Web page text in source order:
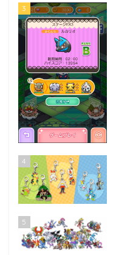
3
4
5